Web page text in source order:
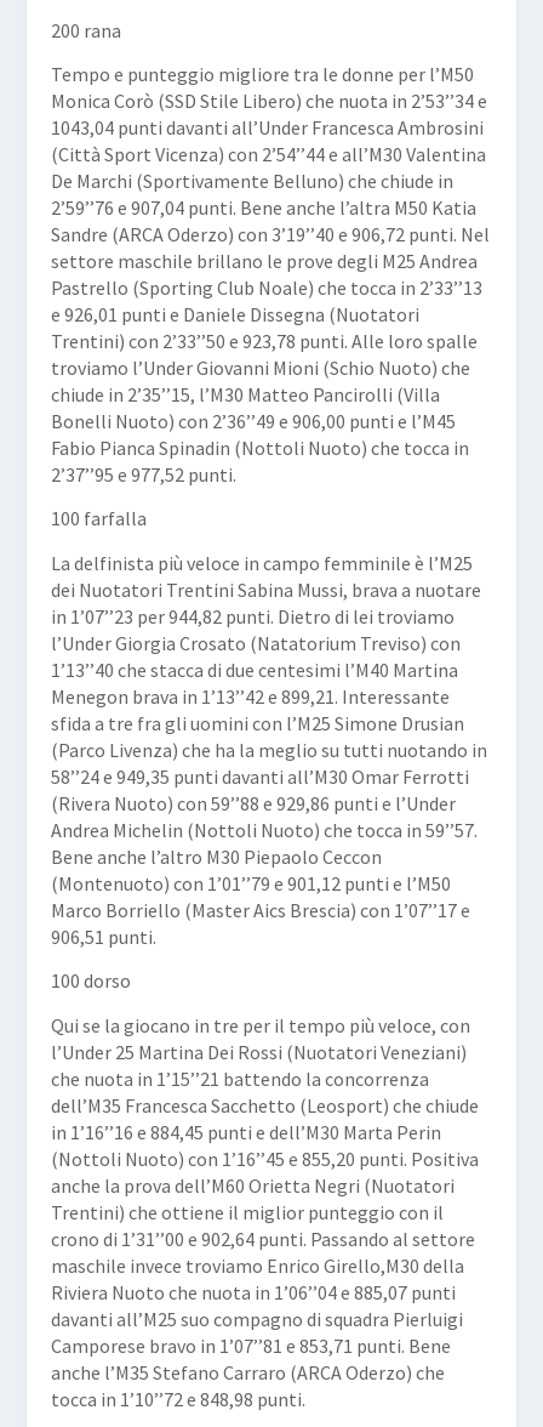
200 rana
Tempo e punteggio migliore tra le donne per l’M50
Monica Corò (SSD Stile Libero) che nuota in 2’53’’34 e
1043,04 punti davanti all’Under Francesca Ambrosini
(Città Sport Vicenza) con 2’54’’44 e all’M30Valentina
De Marchi (Sportivamente Belluno) che chiude in
2’59’’76 e 907,04 punti. Bene anche l’altra M50 Katia
Sandre (ARCA Oderzo) con 3’19’’40 e 906,72 punti. Nel
settore maschile brillano le prove degli M25Andrea
Pastrello (Sporting Club Noale) che tocca in 2’33’’13
e 926,01 punti e Daniele Dissegna (Nuotatori
Trentini) con 2’33’’50 e 923,78 punti. Alle loro spalle
troviamo l’UnderGiovanni Mioni (Schio Nuoto) che
chiude in 2’35’’15, l’M30 Matteo Pancirolli (Villa
Bonelli Nuoto) con 2’36’’49 e 906,00 punti e l’M45
Fabio Pianca Spinadin (Nottoli Nuoto) che tocca in
2’37’’95 e 977,52 punti.
100 farfalla
La delfinista più veloce in campo femminile è l’M25
dei Nuotatori Trentini Sabina Mussi, brava a nuotare
in 1’07’’23 per 944,82 punti. Dietro di lei troviamo
l’Under Giorgia Crosato (Natatorium Treviso) con
1’13’’40 che stacca di due centesimi l’M40 Martina
Menegon brava in 1’13’’42 e 899,21. Interessante
sfida a tre fra gli uomini con l’M25 Simone Drusian
(Parco Livenza) che ha la meglio su tutti nuotando in
58’’24 e 949,35 punti davanti all’M30 Omar Ferrotti
(Rivera Nuoto) con 59’’88 e 929,86 punti e l’Under
Andrea Michelin (Nottoli Nuoto) che tocca in 59’’57.
Bene anche l’altro M30 Piepaolo Ceccon
(Montenuoto) con 1’01’’79 e 901,12 punti e l’M50
Marco Borriello (Master Aics Brescia) con 1’07’’17 e
906,51 punti.
100 dorso
Qui se la giocano in tre per il tempo più veloce, con
l’Under 25 Martina Dei Rossi (Nuotatori Veneziani)
che nuota in 1’15’’21 battendo la concorrenza
dell’M35 Francesca Sacchetto (Leosport) che chiude
in 1’16’’16 e 884,45 punti e dell’M30 Marta Perin
(Nottoli Nuoto) con 1’16’’45 e 855,20 punti. Positiva
anche la prova dell’M60 Orietta Negri (Nuotatori
Trentini) che ottiene il miglior punteggio con il
crono di 1’31’’00 e 902,64 punti. Passando al settore
maschile invece troviamo Enrico Girello,M30 della
Riviera Nuoto che nuota in 1’06’’04 e 885,07 punti
davanti all’M25 suo compagno di squadra Pierluigi
Camporese bravo in 1’07’’81 e 853,71 punti. Bene
anche l’M35 Stefano Carraro (ARCA Oderzo) che
tocca in 1’10’’72 e 848,98 punti.